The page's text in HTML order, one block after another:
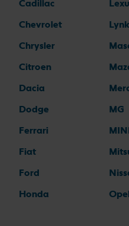
Cadillac
Chevrolet
Chrysler
Citroen
Dacia
Dodge
Ferrari
Fiat
Ford
Honda
MG
Opel